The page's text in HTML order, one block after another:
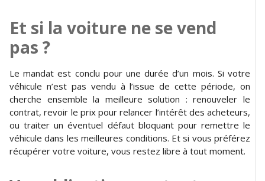
Et si la voiture ne se vend
pas ?
Le mandat est conclu pour une durée d’un mois. Si votre
véhicule n’est pas vendu à l’issue de cette période, on
cherche ensemble la meilleure solution : renouveler le
contrat, revoir le prix pour relancer l’intérêt des acheteurs,
ou traiter un éventuel défaut bloquant pour remettre le
véhicule dans les meilleures conditions. Et si vous préférez
récupérer votre voiture, vous restez libre à tout moment.